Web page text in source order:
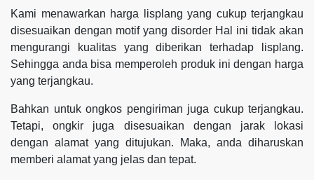
Kami menawarkan harga lisplang yang cukup terjangkau
disesuaikan dengan motif yang disorder Hal ini tidak akan
mengurangi kualitas yang diberikan terhadap lisplang.
Sehingga anda bisa memperoleh produk ini dengan harga
yang terjangkau.
Bahkan untuk ongkos pengiriman juga cukup terjangkau.
Tetapi, ongkir juga disesuaikan dengan jarak lokasi
dengan alamat yang ditujukan. Maka, anda diharuskan
memberi alamat yang jelas dan tepat.